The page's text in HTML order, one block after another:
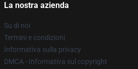
La nostra azienda
Su di noi
Termini e condizioni
Informativa sulla privacy
DMCA - Informativa sul copyright